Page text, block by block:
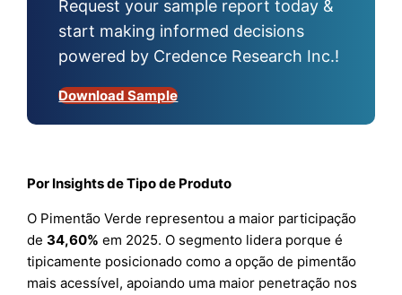
Request your sample report today &
start making informed decisions
powered by Credence Research Inc.!
Download Sample
Por Insights de Tipo de Produto
O Pimentão Verde representou a maior participação
de34,60% em 2025. O segmento lidera porque é
tipicamente posicionado como a opção de pimentão
mais acessível, apoiando uma maior penetração nos